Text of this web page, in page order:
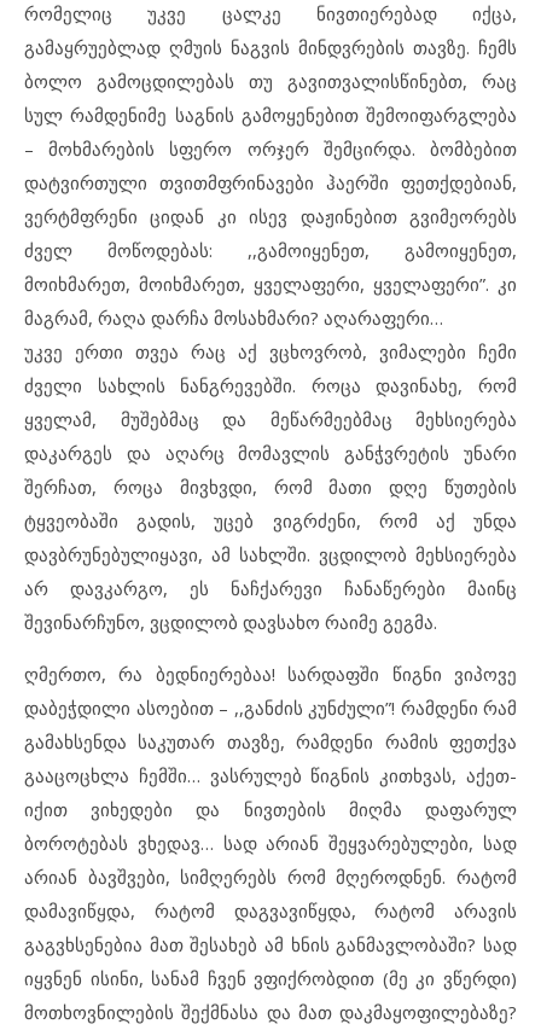
რომელიც უკვე ცალკე ნივთიერებად იქცა,
გამაყრუებლად ღმუის ნაგვის მინდვრების თავზე. ჩემს
ბოლო გამოცდილებას თუ გავითვალისწინებთ, რაც
სულ რამდენიმე საგნის გამოყენებით შემოიფარგლება
– მოხმარების სფერო ორჯერ შემცირდა. ბომბებით
დატვირთული თვითმფრინავები ჰაერში ფეთქდებიან,
ვერტმფრენი ციდან კი ისევ დაჟინებით გვიმეორებს
ძველ მოწოდებას: ,,გამოიყენეთ, გამოიყენეთ,
მოიხმარეთ, მოიხმარეთ, ყველაფერი, ყველაფერი”. კი
მაგრამ, რაღა დარჩა მოსახმარი? აღარაფერი…
უკვე ერთი თვეა რაც აქ ვცხოვრობ, ვიმალები ჩემი
ძველი სახლის ნანგრევებში. როცა დავინახე, რომ
ყველამ, მუშებმაც და მეწარმეებმაც მეხსიერება
დაკარგეს და აღარც მომავლის განჭვრეტის უნარი
შერჩათ, როცა მივხვდი, რომ მათი დღე წუთების
ტყვეობაში გადის, უცებ ვიგრძენი, რომ აქ უნდა
დავბრუნებულიყავი, ამ სახლში. ვცდილობ მეხსიერება
არ დავკარგო, ეს ნაჩქარევი ჩანაწერები მაინც
შევინარჩუნო, ვცდილობ დავსახო რაიმე გეგმა.
ღმერთო, რა ბედნიერებაა! სარდაფში წიგნი ვიპოვე
დაბეჭდილი ასოებით – ,,განძის კუნძული”! რამდენი რამ
გამახსენდა საკუთარ თავზე, რამდენი რამის ფეთქვა
გააცოცხლა ჩემში… ვასრულებ წიგნის კითხვას, აქეთ-
იქით ვიხედები და ნივთების მიღმა დაფარულ
ბოროტებას ვხედავ… სად არიან შეყვარებულები, სად
არიან ბავშვები, სიმღერებს რომ მღეროდნენ. რატომ
დამავიწყდა, რატომ დაგვავიწყდა, რატომ არავის
გაგვხსენებია მათ შესახებ ამ ხნის განმავლობაში? სად
იყვნენ ისინი, სანამ ჩვენ ვფიქრობდით (მე კი ვწერდი)
მოთხოვნილების შექმნასა და მათ დაკმაყოფილებაზე?